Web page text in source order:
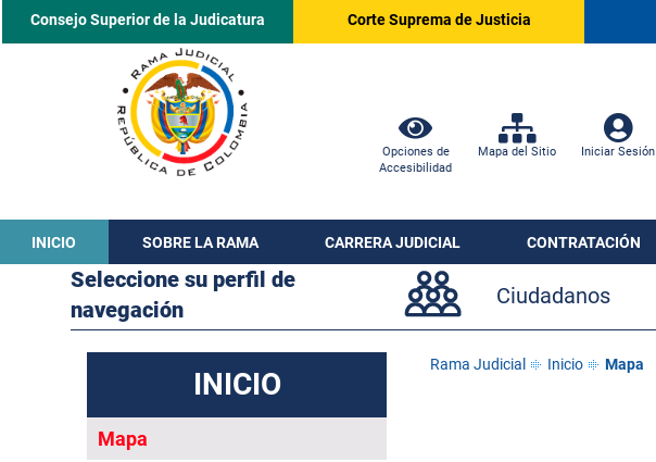
Consejo Superior de la Judicatura Corte Suprema de Justicia
Opciones de
Accesibilidad
Mapa del Sitio Iniciar Sesión
INICIO SOBRE LA RAMA CARRERA JUDICIAL CONTRATACIÓN
Seleccione su perfil de
navegación
Ciudadanos
INICIO
Mapa
Rama Judicial Inicio Mapa